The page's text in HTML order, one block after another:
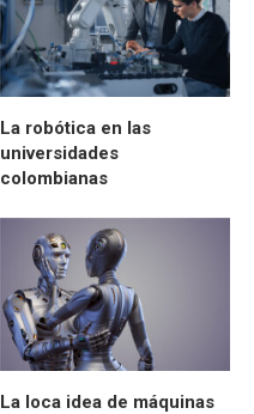
La robótica en las
universidades
colombianas
La loca idea de máquinas